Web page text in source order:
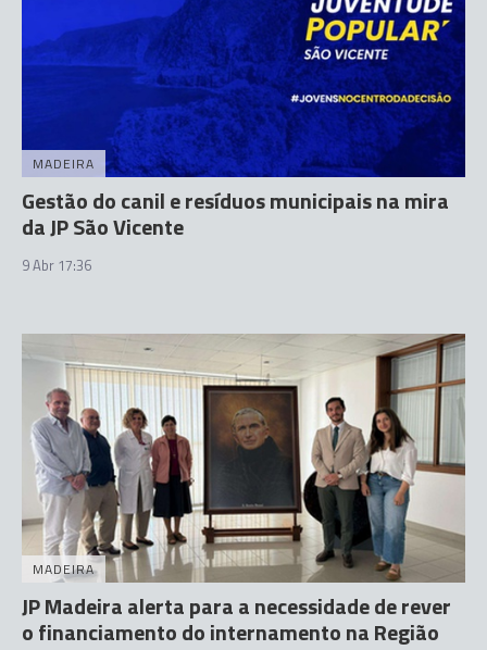
MADEIRA
Gestão do canil e resíduos municipais na mira
da JP São Vicente
9 Abr 17:36
MADEIRA
JP Madeira alerta para a necessidade de rever
o financiamento do internamento na Região